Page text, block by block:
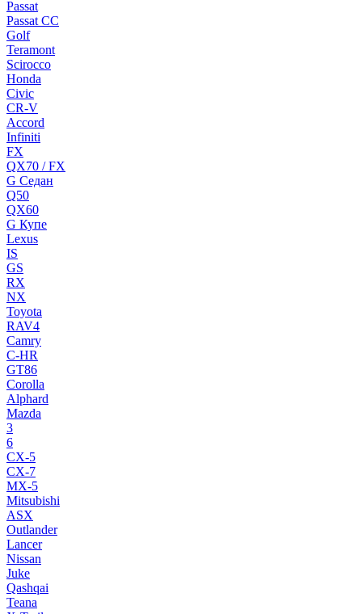
Passat
Passat CC
Golf
Teramont
Scirocco
Honda
Civic
CR-V
Accord
Infiniti
FX
QX70 / FX
G Cедан
Q50
QX60
G Купе
Lexus
IS
GS
RX
NX
Toyota
RAV4
Camry
C-HR
GT86
Corolla
Alphard
Mazda
3
6
CX-5
CX-7
MX-5
Mitsubishi
ASX
Outlander
Lancer
Nissan
Juke
Qashqai
Teana